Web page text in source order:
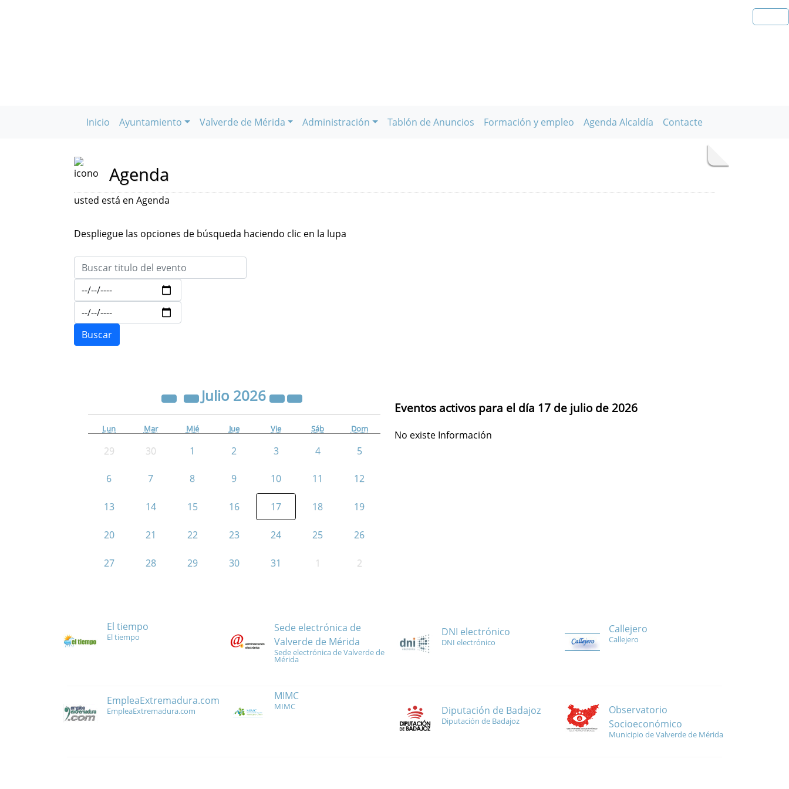
Inicio Ayuntamiento Valverde de Mérida Administración Tablón de Anuncios Formación y empleo Agenda Alcaldía Contacte
Agenda
usted está en Agenda
Despliegue las opciones de búsqueda haciendo clic en la lupa
Julio 2026
Lun Mar Mié Jue Vie Sáb Dom
29 30 1 2 3 4 5
6 7 8 9 10 11 12
13 14 15 16 17 18 19
20 21 22 23 24 25 26
27 28 29 30 31 1 2
Eventos activos para el día 17 de julio de 2026
No existe Información
El tiempo
El tiempo
Sede electrónica de
Valverde de Mérida
Sede electrónica de Valverde de
Mérida
DNI electrónico
DNI electrónico
Callejero
Callejero
EmpleaExtremadura.com
EmpleaExtremadura.com
MIMC
MIMC Diputación de Badajoz
Diputación de Badajoz
Observatorio
Socioeconómico
Municipio de Valverde de Mérida